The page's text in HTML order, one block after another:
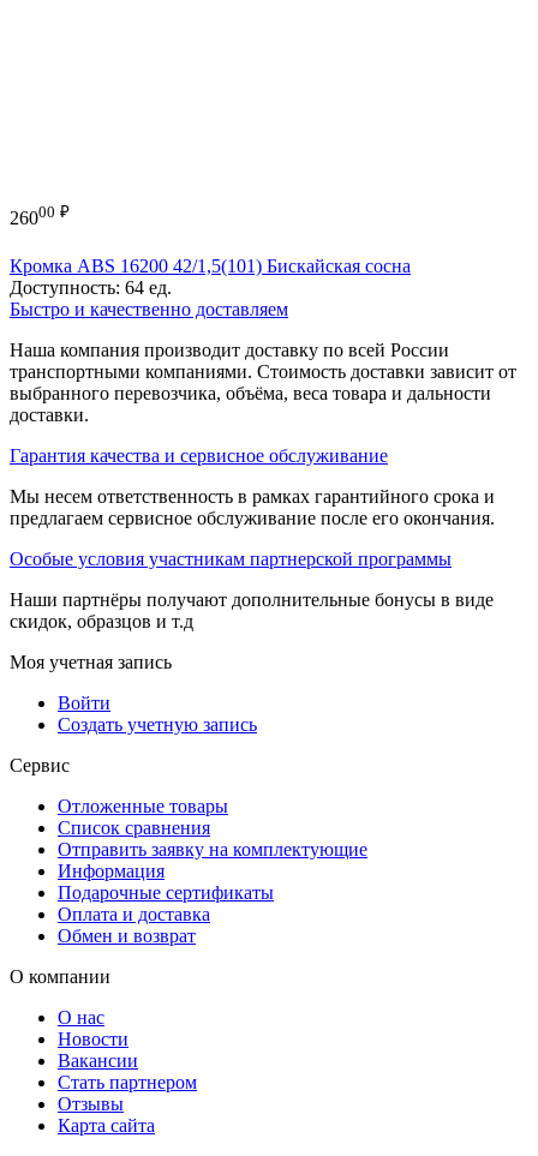
26000 ₽
Кромка ABS 16200 42/1,5(101) Бискайская сосна
Доступность: 64 ед.
Быстро и качественно доставляем
Наша компания производит доставку по всей России
транспортными компаниями. Стоимость доставки зависит от
выбранного перевозчика, объёма, веса товара и дальности
доставки.
Гарантия качества и сервисное обслуживание
Мы несем ответственность в рамках гарантийного срока и
предлагаем сервисное обслуживание после его окончания.
Особые условия участникам партнерской программы
Наши партнёры получают дополнительные бонусы в виде
скидок, образцов и т.д
Моя учетная запись
Войти
Создать учетную запись
Сервис
Отложенные товары
Список сравнения
Отправить заявку на комплектующие
Информация
Подарочные сертификаты
Оплата и доставка
Обмен и возврат
О компании
О нас
Новости
Вакансии
Стать партнером
Отзывы
Карта сайта